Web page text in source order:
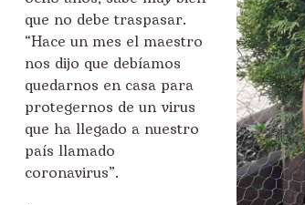
que no debe traspasar.
“Hace un mes el maestro
nos dijo que debíamos
quedarnos en casa para
protegernos de un virus
que ha llegado a nuestro
país llamado
coronavirus”.